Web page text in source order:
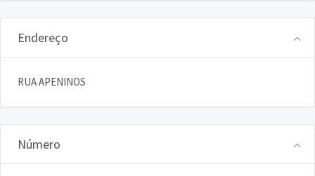
Endereço
RUA APENINOS
Número